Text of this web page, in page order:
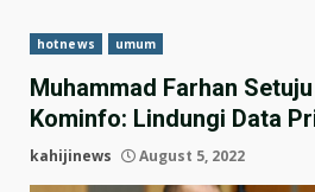
hotnews umum
Muhammad Farhan
Kominfo: Lindungi Data
kahijinews August 5, 2022